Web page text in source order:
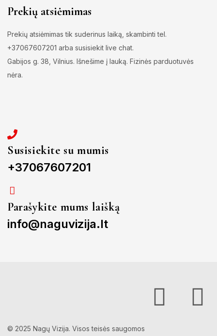
Prekių atsiėmimas
Prekių atsiėmimas tik suderinus laiką, skambinti tel.
+37067607201 arba susisiekit live chat.
Gabijos g. 38, Vilnius. Išnešime į lauką. Fizinės parduotuvės
nėra.
Susisiekite su mumis
+37067607201
Parašykite mums laišką
info@naguvizija.lt
© 2025 Nagų Vizija. Visos teisės saugomos